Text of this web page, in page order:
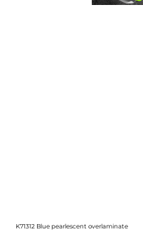
K71312 Blue pearlescent overlaminate